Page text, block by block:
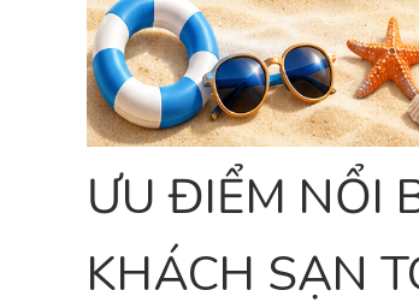
ƯU ĐIỂM NỔI
KHÁCH SẠN